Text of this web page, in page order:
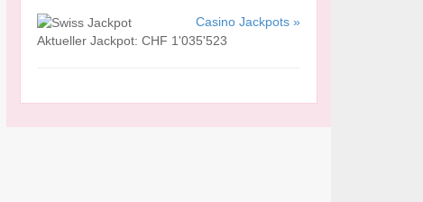
Casino Jackpots »
Aktueller Jackpot: CHF 1'035'523